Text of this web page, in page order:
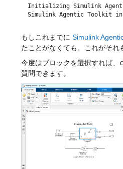
Initializing Simulink
Simulink Agentic Toolkit
もしこれまでに Simulink
たことがなくても、これがそれ
今度はブロックを選択すれば、
質問できます。